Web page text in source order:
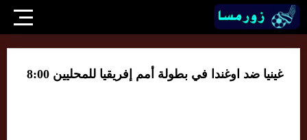
غينيا ضد اوغندا في بطولة أمم إفريقيا للمحليين 8:00